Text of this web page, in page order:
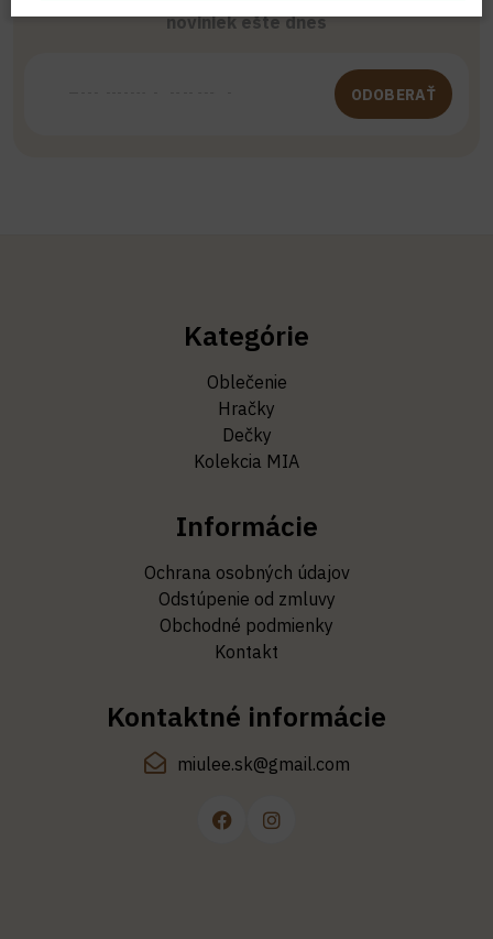
noviniek ešte dnes
ODOBERAŤ
Kategórie
Oblečenie
Hračky
Dečky
Kolekcia MIA
Informácie
Ochrana osobných údajov
Odstúpenie od zmluvy
Obchodné podmienky
Kontakt
Kontaktné informácie
miulee.sk@gmail.com